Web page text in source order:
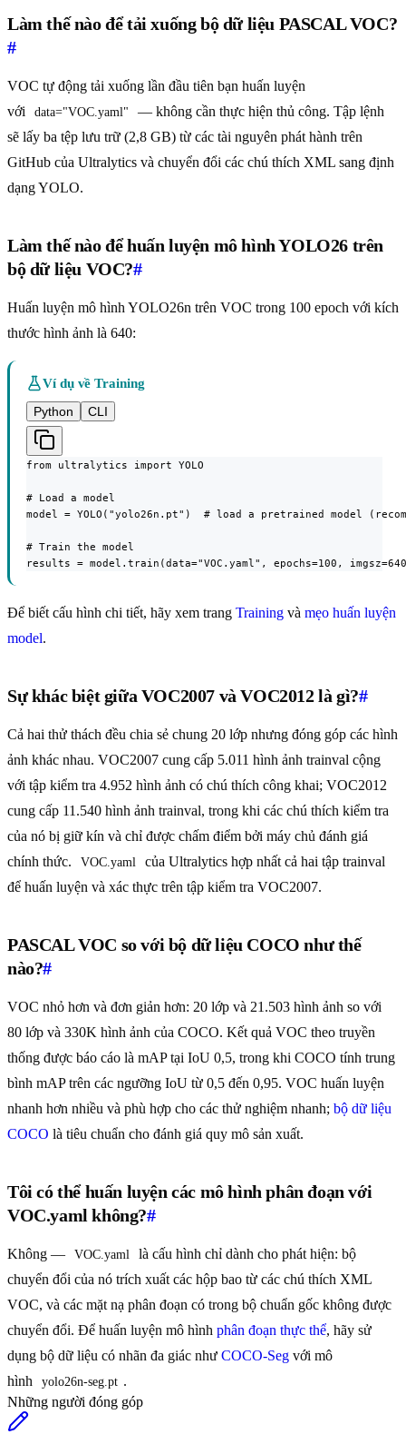
Làm thế nào để tải xuống bộ dữ liệu PASCAL VOC?
#
VOC tự động tải xuống lần đầu tiên bạn huấn luyện
với
data="VOC.yaml"
— không cần thực hiện thủ công. Tập lệnh
sẽ lấy ba tệp lưu trữ (2,8 GB) từ các tài nguyên phát hành trên
GitHub của Ultralytics và chuyển đổi các chú thích XML sang định
dạng YOLO.
Làm thế nào để huấn luyện mô hình YOLO26 trên
bộ dữ liệu VOC?#
Huấn luyện mô hình YOLO26n trên VOC trong 100 epoch với kích
thước hình ảnh là 640:
Ví dụ về Training
Python
CLI
from ultralytics import YOLO
# Load a model
model = YOLO("yolo26n.pt")  # load a pretrained model
# Train the model
results = model.train(data="VOC.yaml", epochs=100,
Để biết cấu hình chi tiết, hãy xem trang Training và mẹo huấn luyện
model.
Sự khác biệt giữa VOC2007 và VOC2012 là gì?#
Cả hai thử thách đều chia sẻ chung 20 lớp nhưng đóng góp các hình
ảnh khác nhau. VOC2007 cung cấp 5.011 hình ảnh trainval cộng
với tập kiểm tra 4.952 hình ảnh có chú thích công khai; VOC2012
cung cấp 11.540 hình ảnh trainval, trong khi các chú thích kiểm tra
của nó bị giữ kín và chỉ được chấm điểm bởi máy chủ đánh giá
chính thức.
VOC.yaml
của Ultralytics hợp nhất cả hai tập trainval
để huấn luyện và xác thực trên tập kiểm tra VOC2007.
PASCAL VOC so với bộ dữ liệu COCO như thế
nào?#
VOC nhỏ hơn và đơn giản hơn: 20 lớp và 21.503 hình ảnh so với
80 lớp và 330K hình ảnh của COCO. Kết quả VOC theo truyền
thống được báo cáo là mAP tại IoU 0,5, trong khi COCO tính trung
bình mAP trên các ngưỡng IoU từ 0,5 đến 0,95. VOC huấn luyện
nhanh hơn nhiều và phù hợp cho các thử nghiệm nhanh; bộ dữ liệu
COCO là tiêu chuẩn cho đánh giá quy mô sản xuất.
Tôi có thể huấn luyện các mô hình phân đoạn với
VOC.yaml không?#
Không — VOC.yaml
là cấu hình chỉ dành cho phát hiện: bộ
chuyển đổi của nó trích xuất các hộp bao từ các chú thích XML
VOC, và các mặt nạ phân đoạn có trong bộ chuẩn gốc không được
chuyển đổi. Để huấn luyện mô hình phân đoạn thực thể, hãy sử
dụng bộ dữ liệu có nhãn đa giác như COCO-Seg với mô
hình
yolo26n-seg.pt .
Những người đóng góp